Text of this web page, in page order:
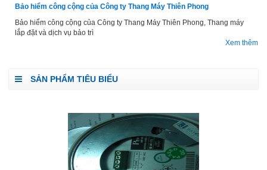
Bảo hiểm công cộng của Công ty Thang Máy Thiên Phong
Bảo hiểm công cộng của Công ty Thang Máy Thiên Phong, Thang máy
lắp đặt và dịch vụ bảo trì
Xem thêm
SẢN PHẨM TIÊU BIỂU